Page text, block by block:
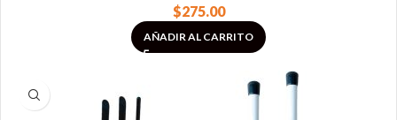
$275.00
AÑADIR AL CARRITO